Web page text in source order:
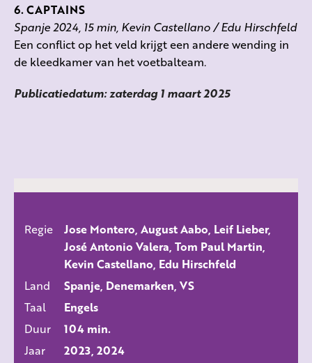
6. CAPTAINS
Spanje 2024, 15 min, Kevin Castellano / Edu Hirschfeld
Een conflict op het veld krijgt een andere wending in
de kleedkamer van het voetbalteam.
Publicatiedatum: zaterdag 1 maart 2025
ALLE FILMS
Regie
Jose Montero, August Aabo, Leif Lieber,
José Antonio Valera, Tom Paul Martin,
Kevin Castellano, Edu Hirschfeld
Land
Spanje, Denemarken, VS
Taal
Engels
Duur
104 min.
Jaar
2023, 2024